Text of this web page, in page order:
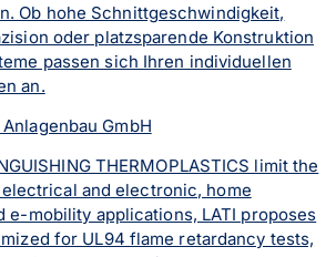
Ob hohe Schnittgeschwindigkeit,
oder platzsparende Konstruktion
passen sich Ihren individuellen
an.
GmbH